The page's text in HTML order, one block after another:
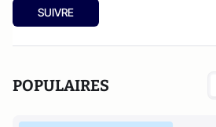
SUIVRE
POPULAIRES